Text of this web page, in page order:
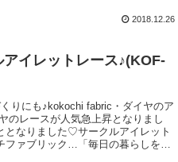
2018.12.26
イレットレース♪(KOF-
りにも♪kokochi fabric・ダイヤのア
のレースが人気急上昇となりまし
となりました♡サークルアイレット
ァブリック…「毎日の暮らしを心